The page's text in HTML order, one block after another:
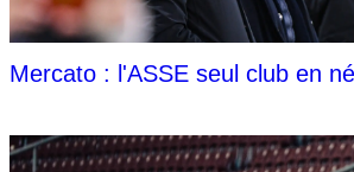
Mercato : l'ASSE seul club en